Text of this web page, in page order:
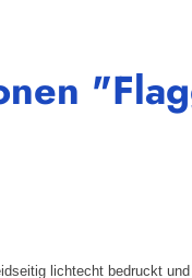
lichtecht bedruckt